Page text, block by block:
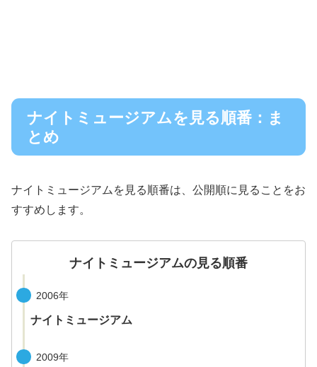
ナイトミュージアムを見る順番：ま
とめ
ナイトミュージアムを見る順番は、公開順に見ることをお
すすめします。
ナイトミュージアムの見る順番
2006年
ナイトミュージアム
2009年